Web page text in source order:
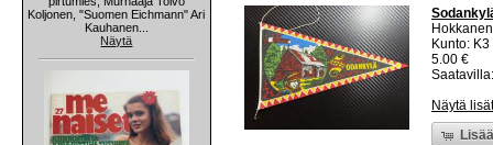
Koljonen, "Suomen Eichmann" Ari
Kauhanen...
Näytä
Kunto:
5.00 €
Näytä